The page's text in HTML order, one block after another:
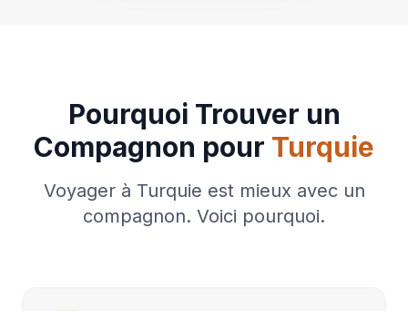
Pourquoi Trouver un
Compagnon pour Turquie
Voyager à Turquie est mieux avec un
compagnon. Voici pourquoi.